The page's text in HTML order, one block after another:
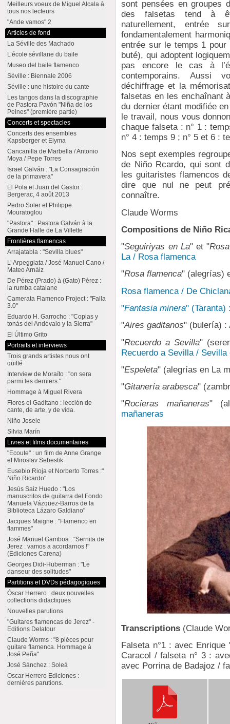
sont pensées en groupes
des falsetas tend à
naturellement, entrée
fondamentalement
entrée sur le temps 1 pour
buté), qui adoptent
pas encore le cas à
contemporains. Aussi
déchiffrage et la
falsetas en les enchaînant
du dernier étant modifiée
le travail, nous vous
chaque falseta : n° 1 :
n° 4 : temps 9 ; n° 5 et 6 :
Nos sept exemples
de Niño Rcardo, qui sont
les guitaristes flamencos
dire que nul ne peut
connaître.
Claude Worms
Compositions de Niño
"Seguiriyas en La" et "
La / Rosa flamenca
"Rosa flamenca" (alegrías)
Rosa flamenca / De
"Fantasia minera"
"Aires gaditanos" (bulería) :
"Recuerdo a Sevilla"
Recuerdo a Sevilla /
"Espeleta" (alegrías en La
"Gitanería arabesca"
"Rocieras mañaneras"
mañaneras
Transcriptions (Claude
Falseta n°1 : avec
Caracol / falseta n° 3 :
avec Porrina de Badajoz /
Meilleurs voeux de Miguel Alcala à
tous nos lecteurs
"Ande vamos" 2
Articles de fond
La Séville des Machado
L’école sévillane du baile
Museo del baile flamenco
Séville : Biennale 2006
Séville : une histoire du cante
Les tangos dans la discographie
de Pastora Pavón "Niña de los
Peines" (première partie)
Concerts et spectacles
Concerts des ensembles
Kapsberger et Elyma
Cancanilla de Marbella / Antonio
Moya / Pepe Torres
Israel Galván : "La Consagración
de la primavera"
El Pola et Juan del Gastor :
Bergerac, 4 août 2013
Pedro Soler et Philippe
Mouratoglou
"Pastora" : Pastora Galván à la
Grande Halle de La Villette
Frontières flamencas
Arrajatabla : "Sevilla blues"
L’ Arpeggiata / José Manuel Cano /
Mateo Arnáiz
De Pérez (Prado) à (Gato) Pérez :
la rumba catalane
Camerata Flamenco Project : "Falla
3.0"
Eduardo H. Garrocho : "Coplas y
tonás del Andévalo y la Sierra"
El Último Grito
Portraits et interviews
Trois grands artistes nous ont
quitté
Interview de Moraíto : "on sera
parmi les derniers."
Hommage à Miguel Rivera
Flores el Gaditano : lección de
cante, de arte, y de vida.
Niño Josele
Silvia Marín
Livres et films documentaires
"Ecoute" : un film de Anne Grange
et Miroslav Sebestik
Eusebio Rioja et Norberto Torres :"
Niño Ricardo"
Jesús Saiz Huedo : "Los
manuscritos de guitarra del Fondo
Manuela Vázquez-Barros de la
Biblioteca Lázaro Galdiano"
Jacques Maigne : "Flamenco en
flammes"
José Manuel Gamboa : "Sernita de
Jerez : vamos a acordarnos !"
(Ediciones Carena)
Georges Didi-Huberman : "Le
danseur des solitudes"
Partitions et DVDs pédagogiques
Óscar Herrero : deux nouvelles
collections didactiques
Nouvelles parutions
"Guitares flamencas de Jerez" -
Editions Delatour
Claude Worms : "8 pièces pour
guitare flamenca. Hommage à
José Peña"
José Sánchez : Soleá
Oscar Herrero Ediciones :
dernières parutions.